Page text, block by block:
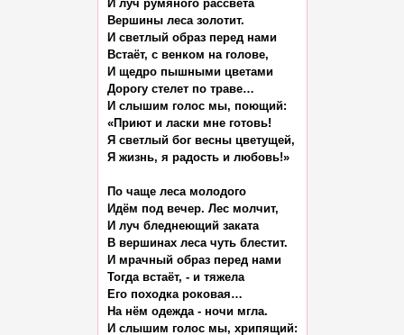
И луч румяного рассвета
Вершины леса золотит.
И светлый образ перед нами
Встаёт, с венком на голове,
И щедро пышными цветами
Дорогу стелет по траве…
И слышим голос мы, поющий:
«Приют и ласки мне готовь!
Я светлый бог весны цветущей,
Я жизнь, я радость и любовь!»
По чаще леса молодого
Идём под вечер. Лес молчит,
И луч бледнеющий заката
В вершинах леса чуть блестит.
И мрачный образ перед нами
Тогда встаёт, - и тяжела
Его походка роковая…
На нём одежда - ночи мгла.
И слышим голос мы, хрипящий: